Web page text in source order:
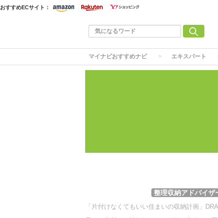
おすすめECサイト：
マイナビおすすめナビ エキスパート
整理収納アドバイザ
「片付けなくてもいい住まいの収納計画」